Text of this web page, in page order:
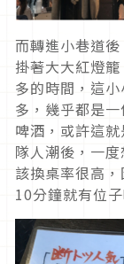
而轉進小巷道
掛著大大紅燈
多的時間，這
多，幾乎都是
啤酒，或許這
隊人潮後，一
該換桌率很高
10分鐘就有位